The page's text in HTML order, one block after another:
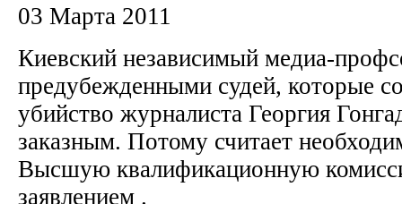
03 Марта 2011
Киевский независимый медиа-
предубежденными судей, которые
убийство журналиста Георгия
заказным. Потому считает
Высшую квалификационную
заявлением .